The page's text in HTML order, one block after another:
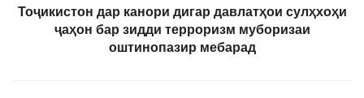
Тоҷикистон дар канори дигар давлатҳои сулҳхоҳи
ҷаҳон бар зидди терроризм муборизаи
оштинопазир мебарад